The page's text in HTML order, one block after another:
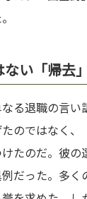
い「帰去」
なる退職の言
のではなく、
たのだ。彼の
だった。多く